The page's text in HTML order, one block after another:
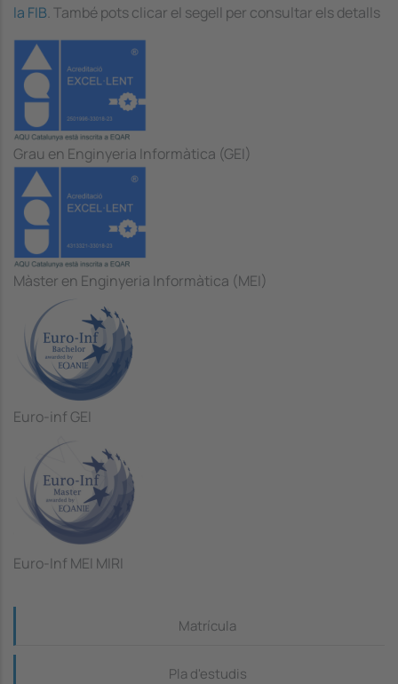
la FIB. També pots clicar el segell per consultar els detalls
Grau en Enginyeria Informàtica (GEI)
Màster en Enginyeria Informàtica (MEI)
Euro-inf GEI
Euro-Inf MEI MIRI
Matrícula
Pla d'estudis